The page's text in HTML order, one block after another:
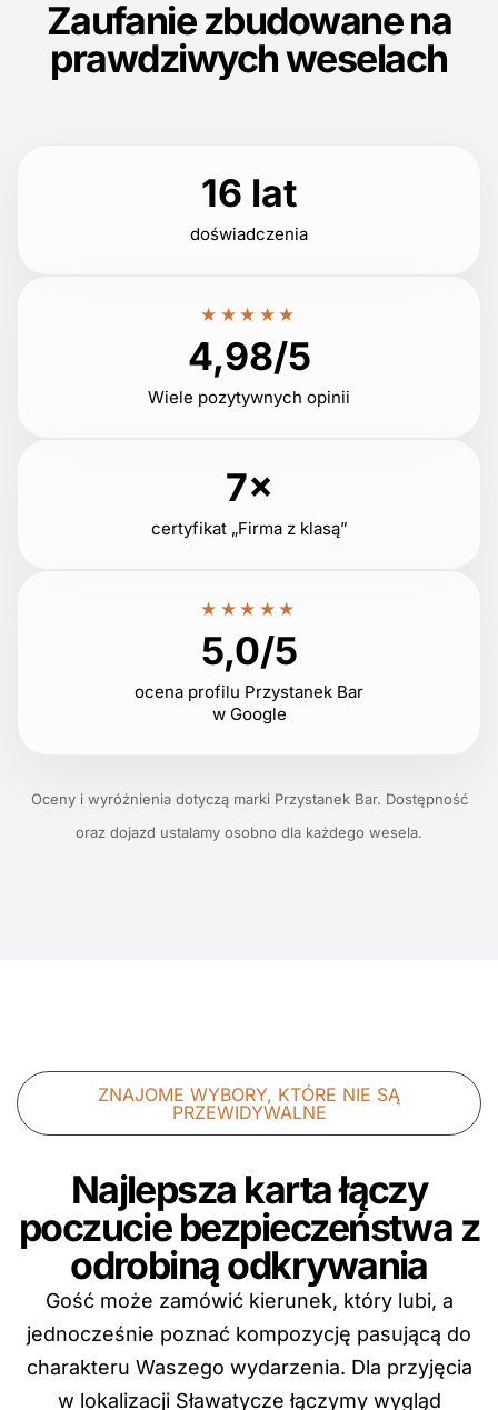
Zaufanie zbudowane na
prawdziwych weselach
16 lat
doświadczenia
★★★★★
4,98/5
Wiele pozytywnych opinii
7×
certyfikat „Firma z klasą”
★★★★★
5,0/5
ocena profilu Przystanek Bar
w Google
Oceny i wyróżnienia dotyczą marki Przystanek Bar. Dostępność
oraz dojazd ustalamy osobno dla każdego wesela.
ZNAJOME WYBORY, KTÓRE NIE SĄ
PRZEWIDYWALNE
Najlepsza karta łączy
poczucie bezpieczeństwa z
odrobiną odkrywania
Gość może zamówić kierunek, który lubi, a
jednocześnie poznać kompozycję pasującą do
charakteru Waszego wydarzenia. Dla przyjęcia
w lokalizacji Sławatycze łączymy wygląd